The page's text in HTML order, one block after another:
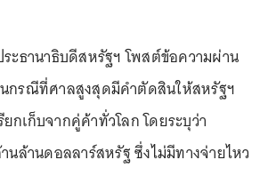
ะธานาธิบดีสหรัฐฯ โพสต์ข้อความผ่าน
กรณีที่ศาลสูงสุดมีคำตัดสินให้สหรัฐฯ
กเก็บจากคู่ค้าทั่วโลก โดยระบุว่า
ล้านดอลลาร์สหรัฐ ซึ่งไม่มีทางจ่ายไหว